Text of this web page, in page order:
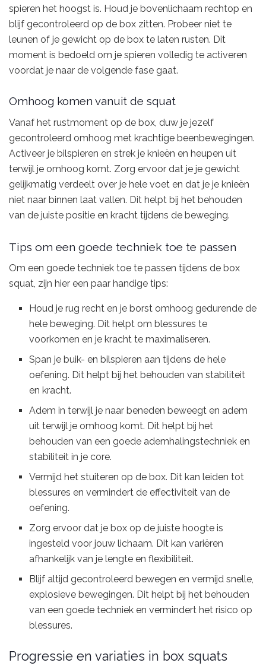
spieren het hoogst is. Houd je bovenlichaam rechtop en
blijf gecontroleerd op de box zitten. Probeer niet te
leunen of je gewicht op de box te laten rusten. Dit
moment is bedoeld om je spieren volledig te activeren
voordat je naar de volgende fase gaat.
Omhoog komen vanuit de squat
Vanaf het rustmoment op de box, duw je jezelf
gecontroleerd omhoog met krachtige beenbewegingen.
Activeer je bilspieren en strek je knieën en heupen uit
terwijl je omhoog komt. Zorg ervoor dat je je gewicht
gelijkmatig verdeelt over je hele voet en dat je je knieën
niet naar binnen laat vallen. Dit helpt bij het behouden
van de juiste positie en kracht tijdens de beweging.
Tips om een goede techniek toe te passen
Om een goede techniek toe te passen tijdens de box
squat, zijn hier een paar handige tips:
Houd je rug recht en je borst omhoog gedurende de
hele beweging. Dit helpt om blessures te
voorkomen en je kracht te maximaliseren.
Span je buik- en bilspieren aan tijdens de hele
oefening. Dit helpt bij het behouden van stabiliteit
en kracht.
Adem in terwijl je naar beneden beweegt en adem
uit terwijl je omhoog komt. Dit helpt bij het
behouden van een goede ademhalingstechniek en
stabiliteit in je core.
Vermijd het stuiteren op de box. Dit kan leiden tot
blessures en vermindert de effectiviteit van de
oefening.
Zorg ervoor dat je box op de juiste hoogte is
ingesteld voor jouw lichaam. Dit kan variëren
afhankelijk van je lengte en flexibiliteit.
Blijf altijd gecontroleerd bewegen en vermijd snelle,
explosieve bewegingen. Dit helpt bij het behouden
van een goede techniek en vermindert het risico op
blessures.
Progressie en variaties in box squats